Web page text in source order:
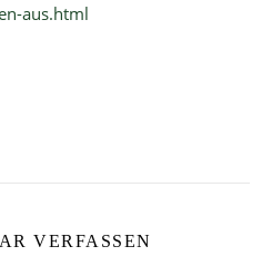
aus.html
VERFASSEN